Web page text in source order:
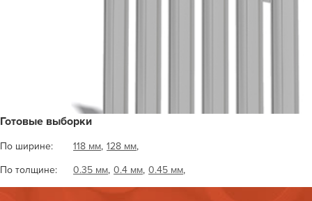
Готовые выборки
По ширине: 118 мм, 128 мм,
По толщине:
0.35 мм, 0.4 мм, 0.45 мм,